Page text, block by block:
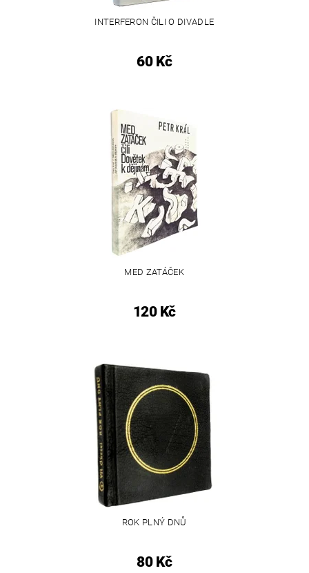
INTERFERON ČILI O DIVADLE
60 Kč
MED ZATÁČEK
120 Kč
ROK PLNÝ DNŮ
80 Kč